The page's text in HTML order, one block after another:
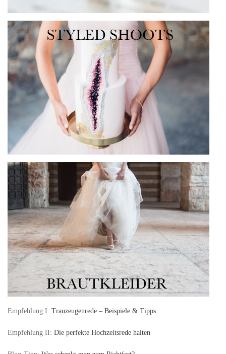
Empfehlung I: Trauzeugenrede – Beispiele & Tipps
Empfehlung II: Die perfekte Hochzeitsrede halten